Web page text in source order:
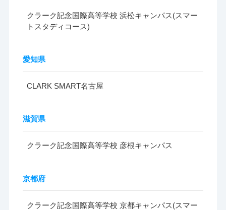
クラーク記念国際高等学校 浜松キャンパス(スマー
トスタディコース)
愛知県
CLARK SMART名古屋
滋賀県
クラーク記念国際高等学校 彦根キャンパス
京都府
クラーク記念国際高等学校 京都キャンパス(スマー